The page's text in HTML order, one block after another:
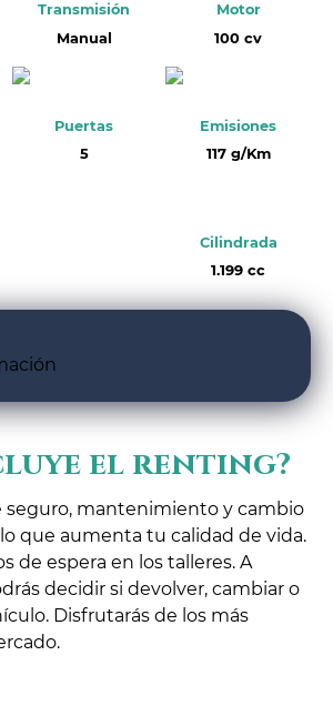
Transmisión
Manual
Motor
100 cv
Puertas
5
Emisiones
117 g/Km
Cilindrada
1.199 cc
el renting?
seguro, mantenimiento y cambio
que aumenta tu calidad de vida.
de espera en los talleres. A
decidir si devolver, cambiar o
Disfrutarás de los más